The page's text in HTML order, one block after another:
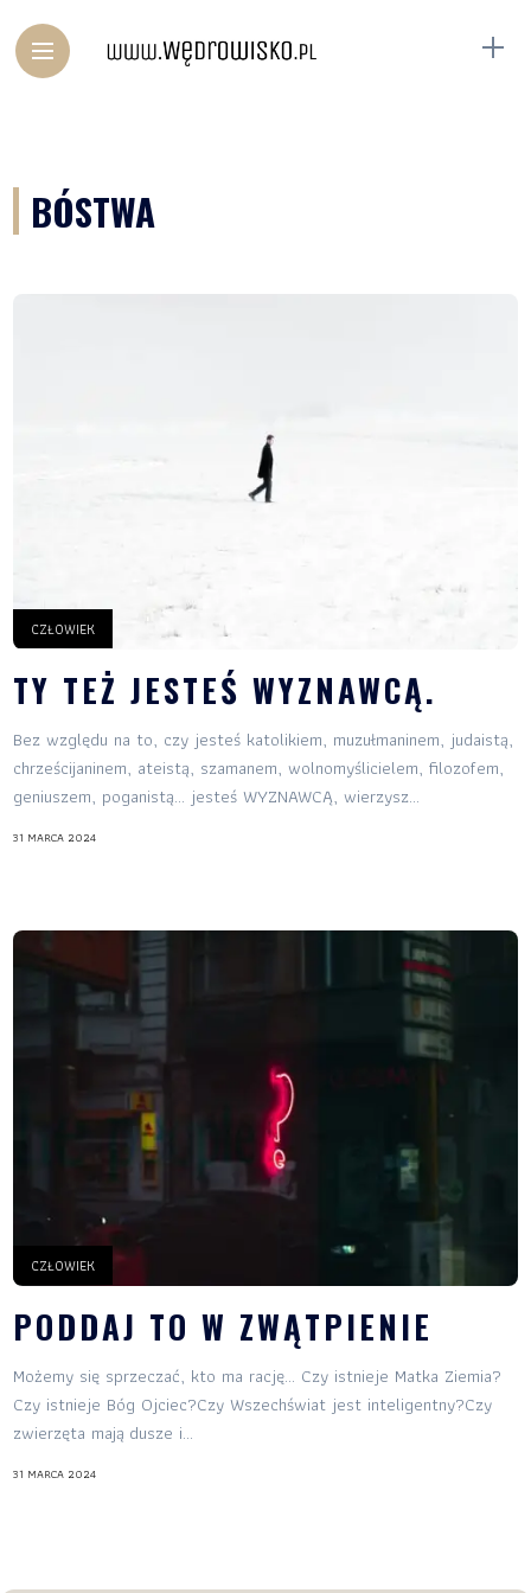
BÓSTWA
CZŁOWIEK
TY TEŻ JESTEŚ WYZNAWCĄ.
Bez względu na to, czy jesteś katolikiem, muzułmaninem, judaistą,
chrześcijaninem, ateistą, szamanem, wolnomyślicielem, filozofem,
geniuszem, poganistą… jesteś WYZNAWCĄ, wierzysz...
31 MARCA 2024
CZŁOWIEK
PODDAJ TO W ZWĄTPIENIE
Możemy się sprzeczać, kto ma rację… Czy istnieje Matka Ziemia?
Czy istnieje Bóg Ojciec?Czy Wszechświat jest inteligentny?Czy
zwierzęta mają dusze i...
31 MARCA 2024